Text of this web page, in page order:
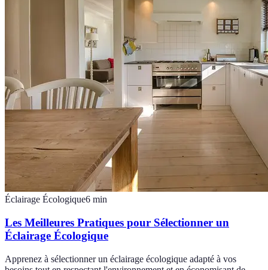
Éclairage Écologique6 min
Les Meilleures Pratiques pour Sélectionner un
Éclairage Écologique
Apprenez à sélectionner un éclairage écologique adapté à vos